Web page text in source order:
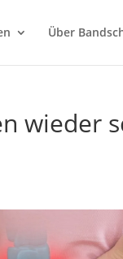
Über
wieder